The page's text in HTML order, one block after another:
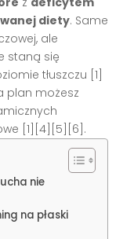
diety. Same
ale
staną się
tłuszczu [1]
plan możesz
[1][4][5][6].
nie
na płaski